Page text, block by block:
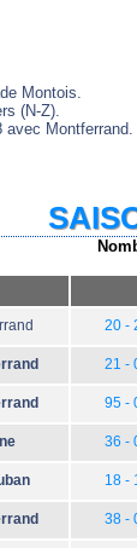
Montois.
(N-Z).
avec Montferrand.
20 -
21 -
95 -
36 -
18 -
38 -